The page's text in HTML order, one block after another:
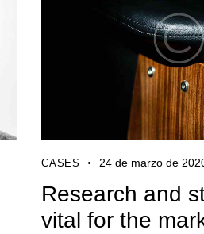
CASES 24 de marzo de
Research and
vital for the